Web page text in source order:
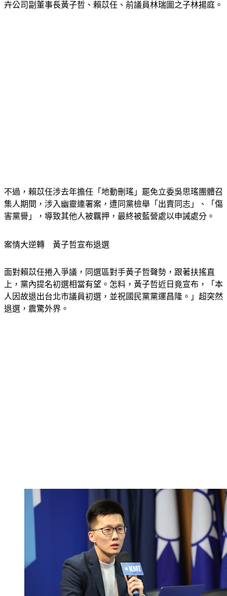
卉公司副董事長黃子哲、賴苡任、前議員林瑞圖之子林揚庭。
不過，賴苡任涉去年擔任「地動刪瑤」罷免立委吳思瑤團體召
集人期間，涉入幽靈連署案，遭同黨檢舉「出賣同志」、「傷
害黨譽」，導致其他人被羈押，最終被藍營處以申誡處分。
案情大逆轉　黃子哲宣布退選
面對賴苡任捲入爭議，同選區對手黃子哲聲勢，跟著扶搖直
上，黨內提名初選相當有望。怎料，黃子哲近日竟宣布，「本
人因故退出台北市議員初選，並祝國民黨黨運昌隆。」超突然
退選，震驚外界。